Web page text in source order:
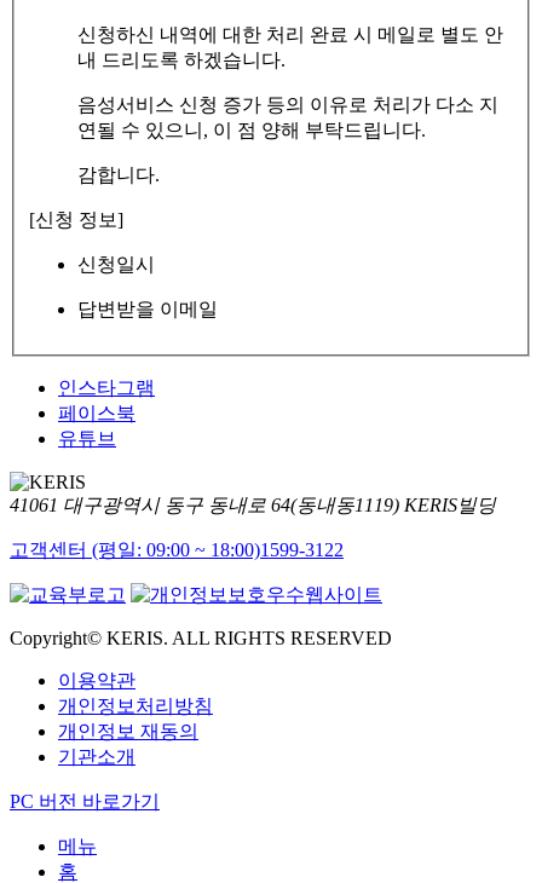
신청하신 내역에 대한 처리 완료 시 메일로 별도 안
내 드리도록 하겠습니다.
음성서비스 신청 증가 등의 이유로 처리가 다소 지
연될 수 있으니, 이 점 양해 부탁드립니다.
감합니다.
[신청 정보]
신청일시
답변받을 이메일
인스타그램
페이스북
유튜브
41061 대구광역시 동구 동내로 64(동내동1119) KERIS빌딩
고객센터 (평일: 09:00 ~ 18:00)1599-3122
Copyright© KERIS. ALL RIGHTS RESERVED
이용약관
개인정보처리방침
개인정보 재동의
기관소개
PC 버전 바로가기
메뉴
홈